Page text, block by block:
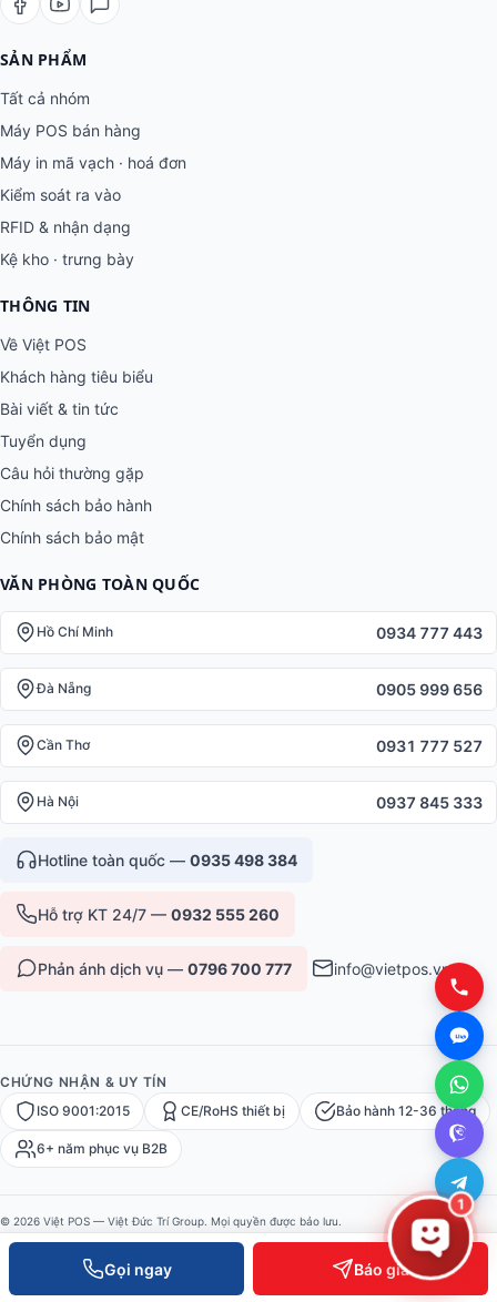
Gọi ngay Báo giá
SẢN PHẨM
Tất cả nhóm
Máy POS bán hàng
Máy in mã vạch · hoá đơn
Kiểm soát ra vào
RFID & nhận dạng
Kệ kho · trưng bày
THÔNG TIN
Về Việt POS
Khách hàng tiêu biểu
Bài viết & tin tức
Tuyển dụng
Câu hỏi thường gặp
Chính sách bảo hành
Chính sách bảo mật
VĂN PHÒNG TOÀN QUỐC
Hồ Chí Minh 0934 777 443
Đà Nẵng 0905 999 656
Cần Thơ 0931 777 527
Hà Nội 0937 845 333
Hotline toàn quốc — 0935 498 384
Hỗ trợ KT 24/7 — 0932 555 260
Phản ánh dịch vụ — 0796 700 777 info@vietpos.vn
CHỨNG NHẬN & UY TÍN
ISO 9001:2015
CE/RoHS thiết bị Bảo hành 12-36 tháng
6+ năm phục vụ B2B
© 2026 Việt POS — Việt Đức Trí Group. Mọi quyền được bảo lưu.
Bảo mật·Điều khoản·Sitemap
1